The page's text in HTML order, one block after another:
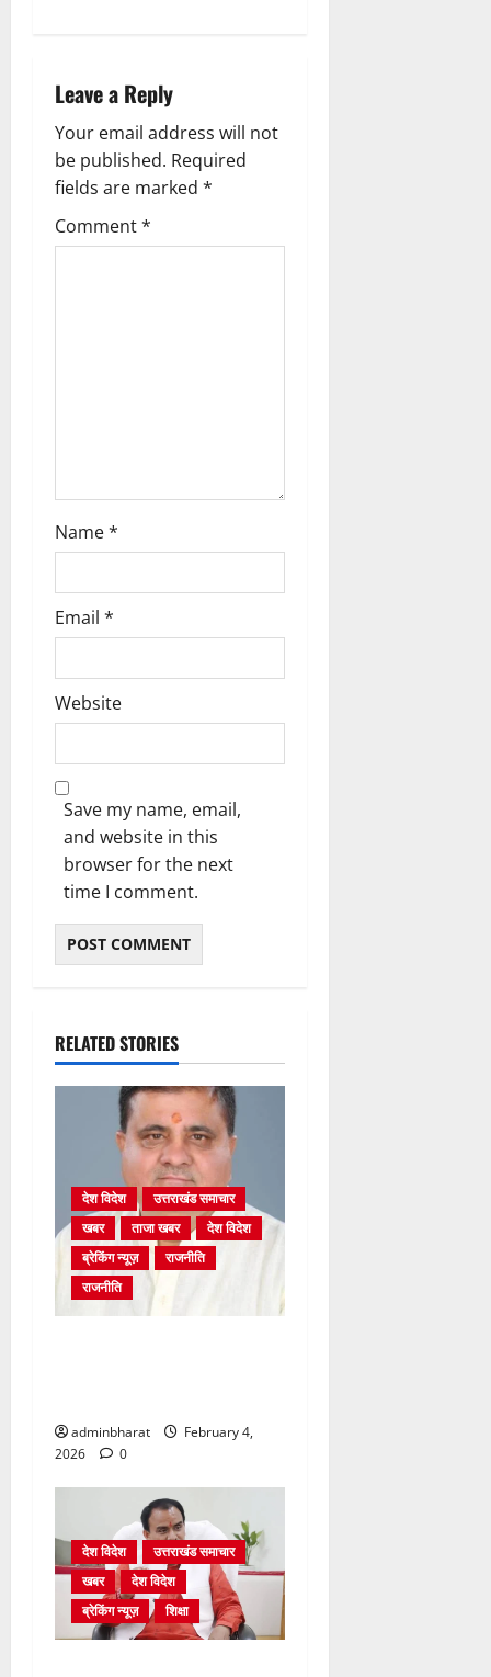
g
a
t
i
Leave a Reply
Your email address will not
be published. Required
fields are marked *
Comment*
Name*
Email *
Website
Save my name, email,
and website in this
browser for the next
time I comment.
RELATED STORIES
देश विदेश
उत्तराखंड समाचार
खबर
ताजा खबर
देश विदेश
ब्रेकिंग न्यूज़
राजनीति
राजनीति
adminbharat
February 4,
2026
0
देश विदेश
उत्तराखंड समाचार
खबर
देश विदेश
ब्रेकिंग न्यूज़
शिक्षा